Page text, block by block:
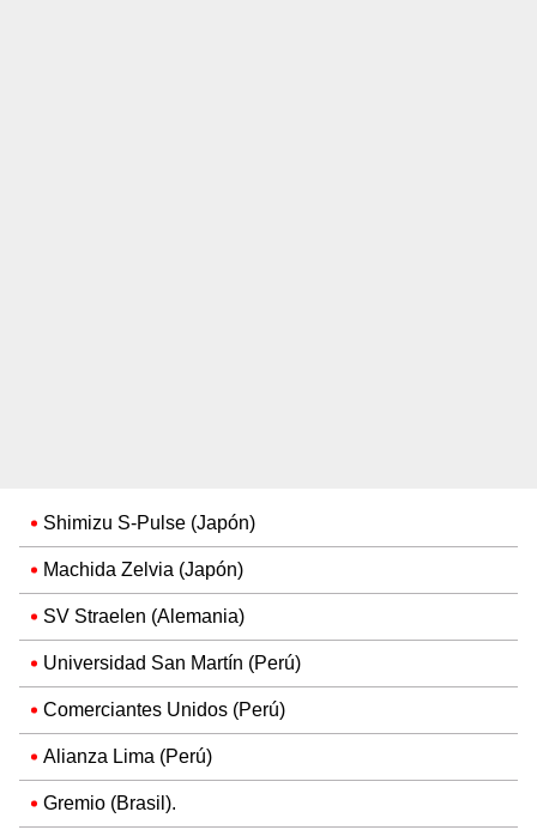
Shimizu S-Pulse (Japón)
Machida Zelvia (Japón)
SV Straelen (Alemania)
Universidad San Martín (Perú)
Comerciantes Unidos (Perú)
Alianza Lima (Perú)
Gremio (Brasil).